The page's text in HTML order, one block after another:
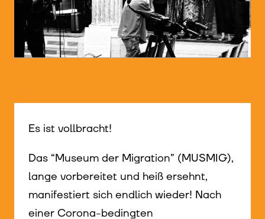
Es ist vollbracht!
Das “Museum der Migration” (MUSMIG),
lange vorbereitet und heiß ersehnt,
manifestiert sich endlich wieder! Nach
einer Corona-bedingten